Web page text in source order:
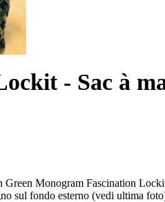
- Sac à
Monogram Fascination
sul fondo esterno (vedi ultima